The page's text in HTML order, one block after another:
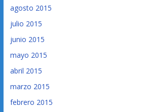
agosto 2015
julio 2015
junio 2015
mayo 2015
abril 2015
marzo 2015
febrero 2015